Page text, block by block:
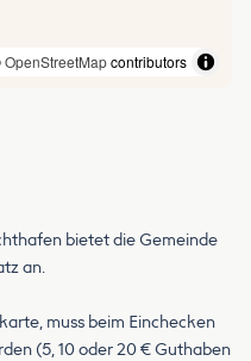
OpenStreetMapcontributors
bietet die Gemeinde
an.
muss beim Einchecken
(5, 10 oder 20 € Guthaben